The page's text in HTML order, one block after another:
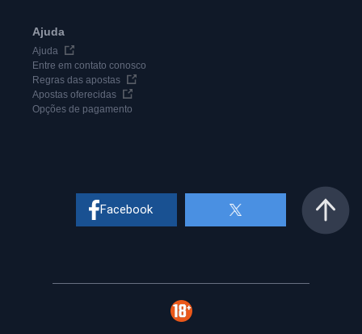
Ajuda
Ajuda
Entre em contato conosco
Regras das apostas
Apostas oferecidas
Opções de pagamento
Facebook